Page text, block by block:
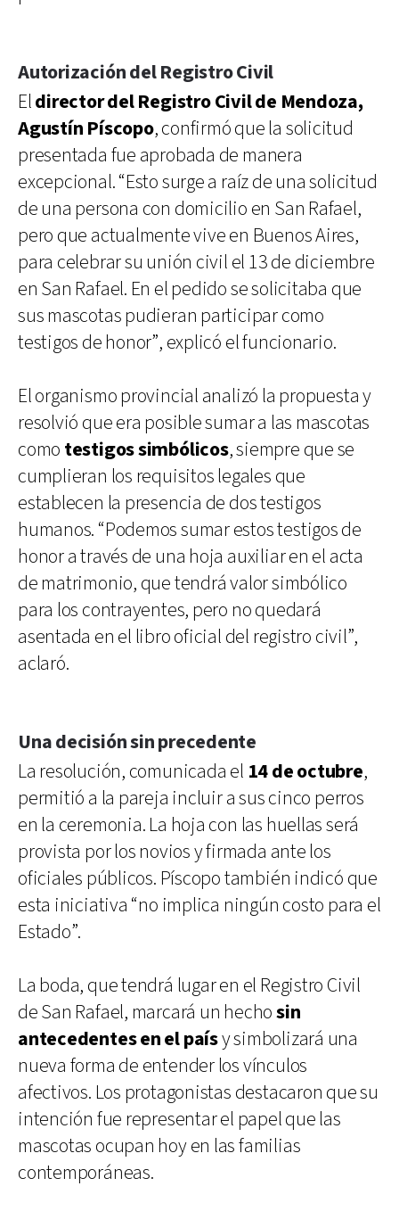
Autorización del Registro Civil
Eldirector del Registro Civil de Mendoza,
Agustín Píscopo, confirmó que la solicitud
presentada fue aprobada de manera
excepcional. “Esto surge a raíz de una solicitud
de una persona con domicilio en San Rafael,
pero que actualmente vive en Buenos Aires,
para celebrar su unión civil el 13 de diciembre
en San Rafael. En el pedido se solicitaba que
sus mascotas pudieran participar como
testigos de honor”, explicó el funcionario.
El organismo provincial analizó la propuesta y
resolvió que era posible sumar a las mascotas
como testigos simbólicos, siempre que se
cumplieran los requisitos legales que
establecen la presencia de dos testigos
humanos. “Podemos sumar estos testigos de
honor a través de una hoja auxiliar en el acta
de matrimonio, que tendrá valor simbólico
para los contrayentes, pero no quedará
asentada en el libro oficial del registro civil”,
aclaró.
Una decisión sin precedente
La resolución, comunicada el 14 de octubre,
permitió a la pareja incluir a sus cinco perros
en la ceremonia. La hoja con las huellas será
provista por los novios y firmada ante los
oficiales públicos. Píscopo también indicó que
esta iniciativa “no implica ningún costo para el
Estado”.
La boda, que tendrá lugar en el Registro Civil
de San Rafael, marcará un hechosin
antecedentes en el paísy simbolizará una
nueva forma de entender los vínculos
afectivos. Los protagonistas destacaron que su
intención fue representar el papel que las
mascotas ocupan hoy en las familias
contemporáneas.